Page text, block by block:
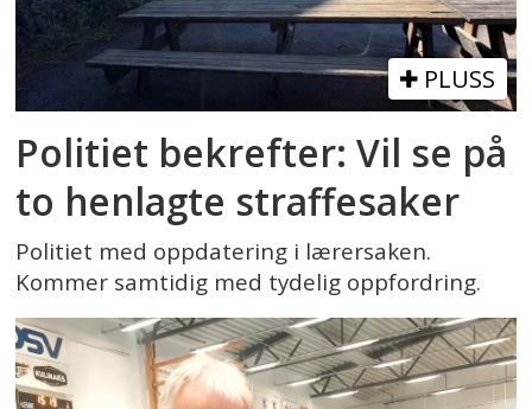
PLUSS
Politiet bekrefter: Vil se på
to henlagte straffesaker
Politiet med oppdatering i lærersaken.
Kommer samtidig med tydelig oppfordring.